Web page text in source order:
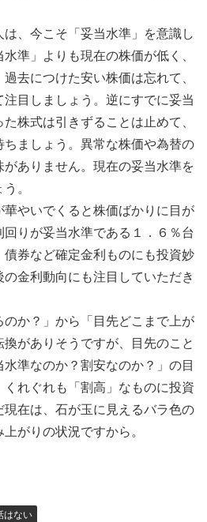
、今こそ「妥当水準」を意識し
準」よりも現在の株価が低く、
去につけた安い株価は忘れて、
目しましょう。逆にすでに妥当
株式は引きずることは止めて、
ましょう。異常な株価や為替の
ありません。現在の妥当水準を
。
やいでくると株価ばかりに目が
りが妥当水準である１．６％台
券など確定金利ものにも投資妙
金利動向にも注目していただき
か？」から「目先どこまで上が
がありそうですが、目先のこと
準なのか？割安なのか？」の目
れぐれも「割高」なものに投資
現在は、石が玉に見えるバラ色の
がりの状況ですから。
はない